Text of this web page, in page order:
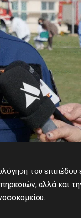
του επιπέδου
αλλά και